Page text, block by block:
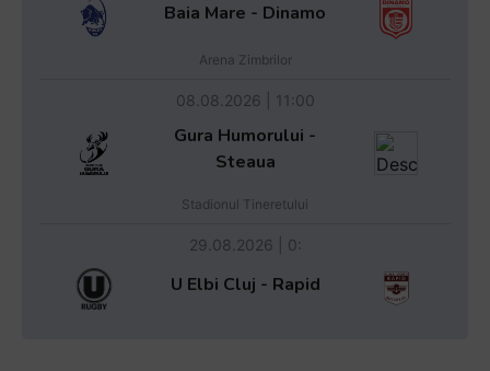
Baia Mare - Dinamo
Arena Zimbrilor
08.08.2026 | 11:00
Gura Humorului -
Steaua
Stadionul Tineretului
29.08.2026 | 0:
U Elbi Cluj - Rapid